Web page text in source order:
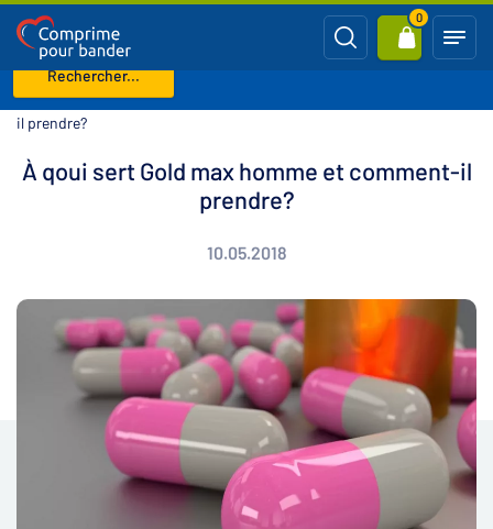
Rechercher...
0
Page d'accueil Blog
il prendre?
À qoui sert Gold max homme et comment-il
prendre?
10.05.2018